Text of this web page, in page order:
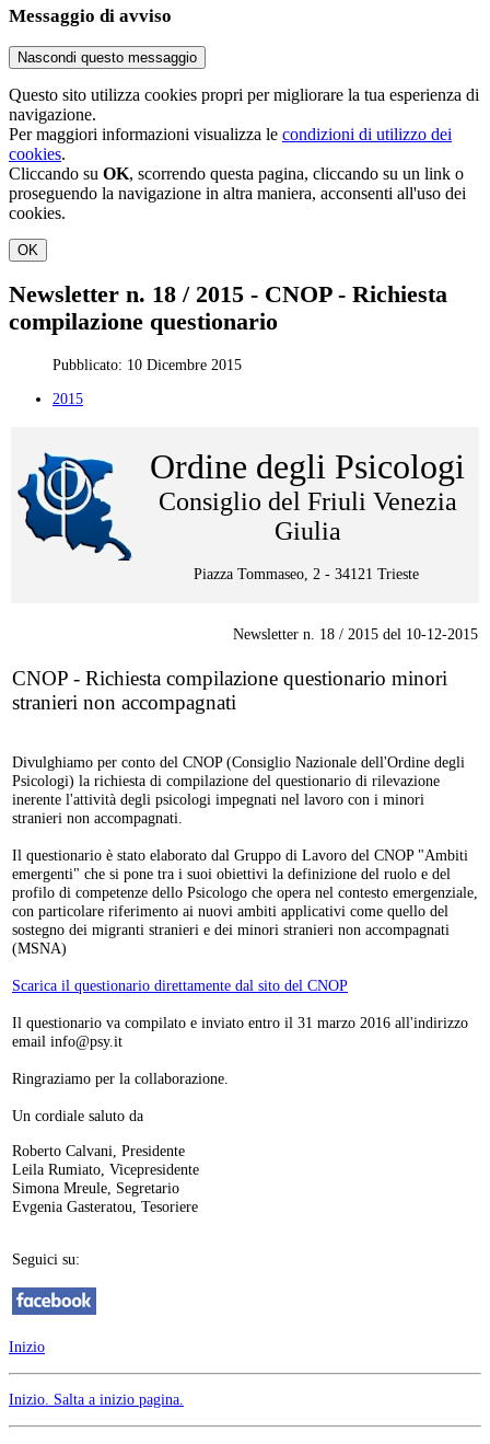
Messaggio di avviso
Nascondi questo messaggio
Questo sito utilizza cookies propri per migliorare la tua esperienza di
navigazione.
Per maggiori informazioni visualizza le condizioni di utilizzo dei
cookies.
Cliccando su OK, scorrendo questa pagina, cliccando su un link o
proseguendo la navigazione in altra maniera, acconsenti all'uso dei
cookies.
OK
Newsletter n. 18 / 2015 - CNOP - Richiesta
compilazione questionario
Pubblicato: 10 Dicembre 2015
2015
Ordine degli Psicologi
Consiglio del Friuli Venezia
Giulia
Piazza Tommaseo, 2 - 34121 Trieste
Newsletter n. 18 / 2015 del 10-12-2015
CNOP - Richiesta compilazione questionario minori
stranieri non accompagnati
Divulghiamo per conto del CNOP (Consiglio Nazionale dell'Ordine degli
Psicologi) la richiesta di compilazione del questionario di rilevazione
inerente l'attività degli psicologi impegnati nel lavoro con i minori
stranieri non accompagnati.
Il questionario è stato elaborato dal Gruppo di Lavoro del CNOP "Ambiti
emergenti" che si pone tra i suoi obiettivi la definizione del ruolo e del
profilo di competenze dello Psicologo che opera nel contesto emergenziale,
con particolare riferimento ai nuovi ambiti applicativi come quello del
sostegno dei migranti stranieri e dei minori stranieri non accompagnati
(MSNA)
Scarica il questionario direttamente dal sito del CNOP
Il questionario va compilato e inviato entro il 31 marzo 2016 all'indirizzo
email
Ringraziamo per la collaborazione.
Un cordiale saluto da
Roberto Calvani, Presidente
Leila Rumiato, Vicepresidente
Simona Mreule, Segretario
Evgenia Gasteratou, Tesoriere
Seguici su:
Inizio
Inizio. Salta a inizio pagina.